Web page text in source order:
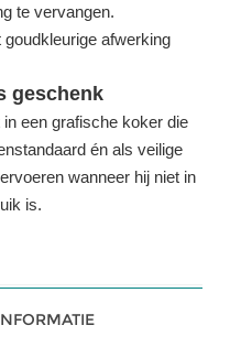
te vervangen.
goudkleurige afwerking
geschenk
een grafische koker die
én als veilige
wanneer hij niet in
is.